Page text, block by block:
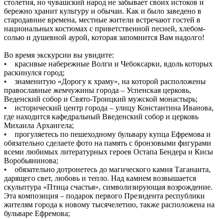
столетия, но чувашский народ не забывает своих истоков и
бережно хранит культуру и обычаи. Как и было заведено в
стародавние времена, местные жители встречают гостей в
национальных костюмах с приветственной песней, хлебом-
солью и душевной аурой, которая запомнится Вам надолго!
Во время экскурсии вы увидите:
• красивые набережные Волги и Чебоксарки, вдоль которых
раскинулся город;
• знаменитую «Дорогу к храму», на которой расположены
православные жемчужины города – Успенская церковь,
Веденский собор и Свято-Троицкий мужской монастырь;
• исторический центр города – улицу Константина Иванова,
где находится кафедральный Введенский собор и церковь
Михаила Архангела;
• прогуляетесь по пешеходному бульвару купца Ефремова и
обязательно сделаете фото на память с бронзовыми фигурами
всеми любимых литературных героев Остапа Бендера и Кисы
Воробьянинова;
• обязательно дотронетесь до магического камня Таганаита,
дарящего свет, любовь и тепло. Над камнем возвышается
скульптура «Птица счастья», символизирующая возрождение.
Эта композиция – подарок первого Президента республики
жителям города к новому тысячелетию, также расположена на
бульваре Ефремова;